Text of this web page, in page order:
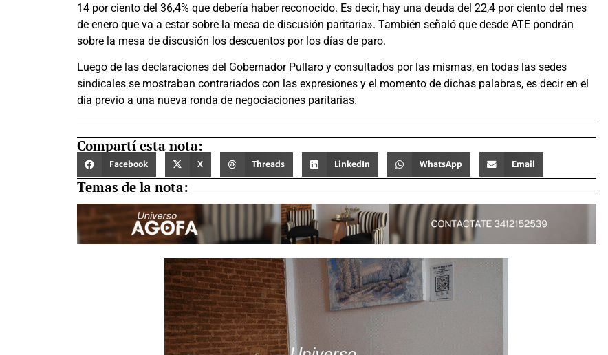
14 por ciento del 36,4% que debería haber reconocido. Es decir, hay una deuda del 22,4 por ciento del mes
de enero que va a estar sobre la mesa de discusión paritaria». También señaló que desde ATE pondrán
sobre la mesa de discusión los descuentos por los días de paro.
Luego de las declaraciones del Gobernador Pullaro y consultados por las mismas, en todas las sedes
sindicales se mostraban contrariados con las expresiones y el momento de dichas palabras, es decir en el
dia previo a una nueva ronda de negociaciones paritarias.
Compartí esta nota:
Facebook X Threads LinkedIn WhatsApp Email
Temas de la nota: